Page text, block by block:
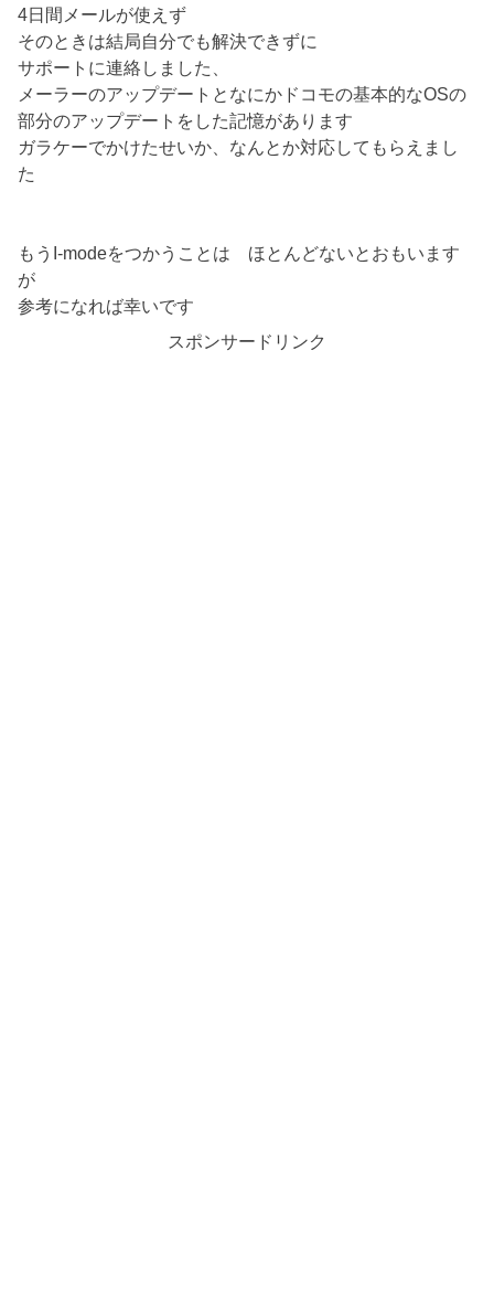
4日間メールが使えず
そのときは結局自分でも解決できずに
サポートに連絡しました、
メーラーのアップデートとなにかドコモの基本的なOSの
部分のアップデートをした記憶があります
ガラケーでかけたせいか、なんとか対応してもらえまし
た
もうI-modeをつかうことは ほとんどないとおもいます
が
参考になれば幸いです
スポンサードリンク